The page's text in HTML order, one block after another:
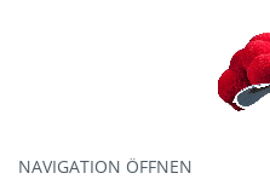
NAVIGATION ÖFFNEN